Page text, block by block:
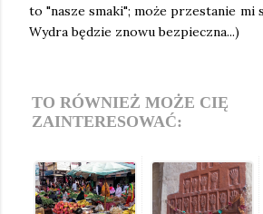
to "nasze smaki"; może przestanie mi
Wydra będzie znowu bezpieczna...)
TO RÓWNIEŻ MOŻE CIĘ
ZAINTERESOWAĆ: